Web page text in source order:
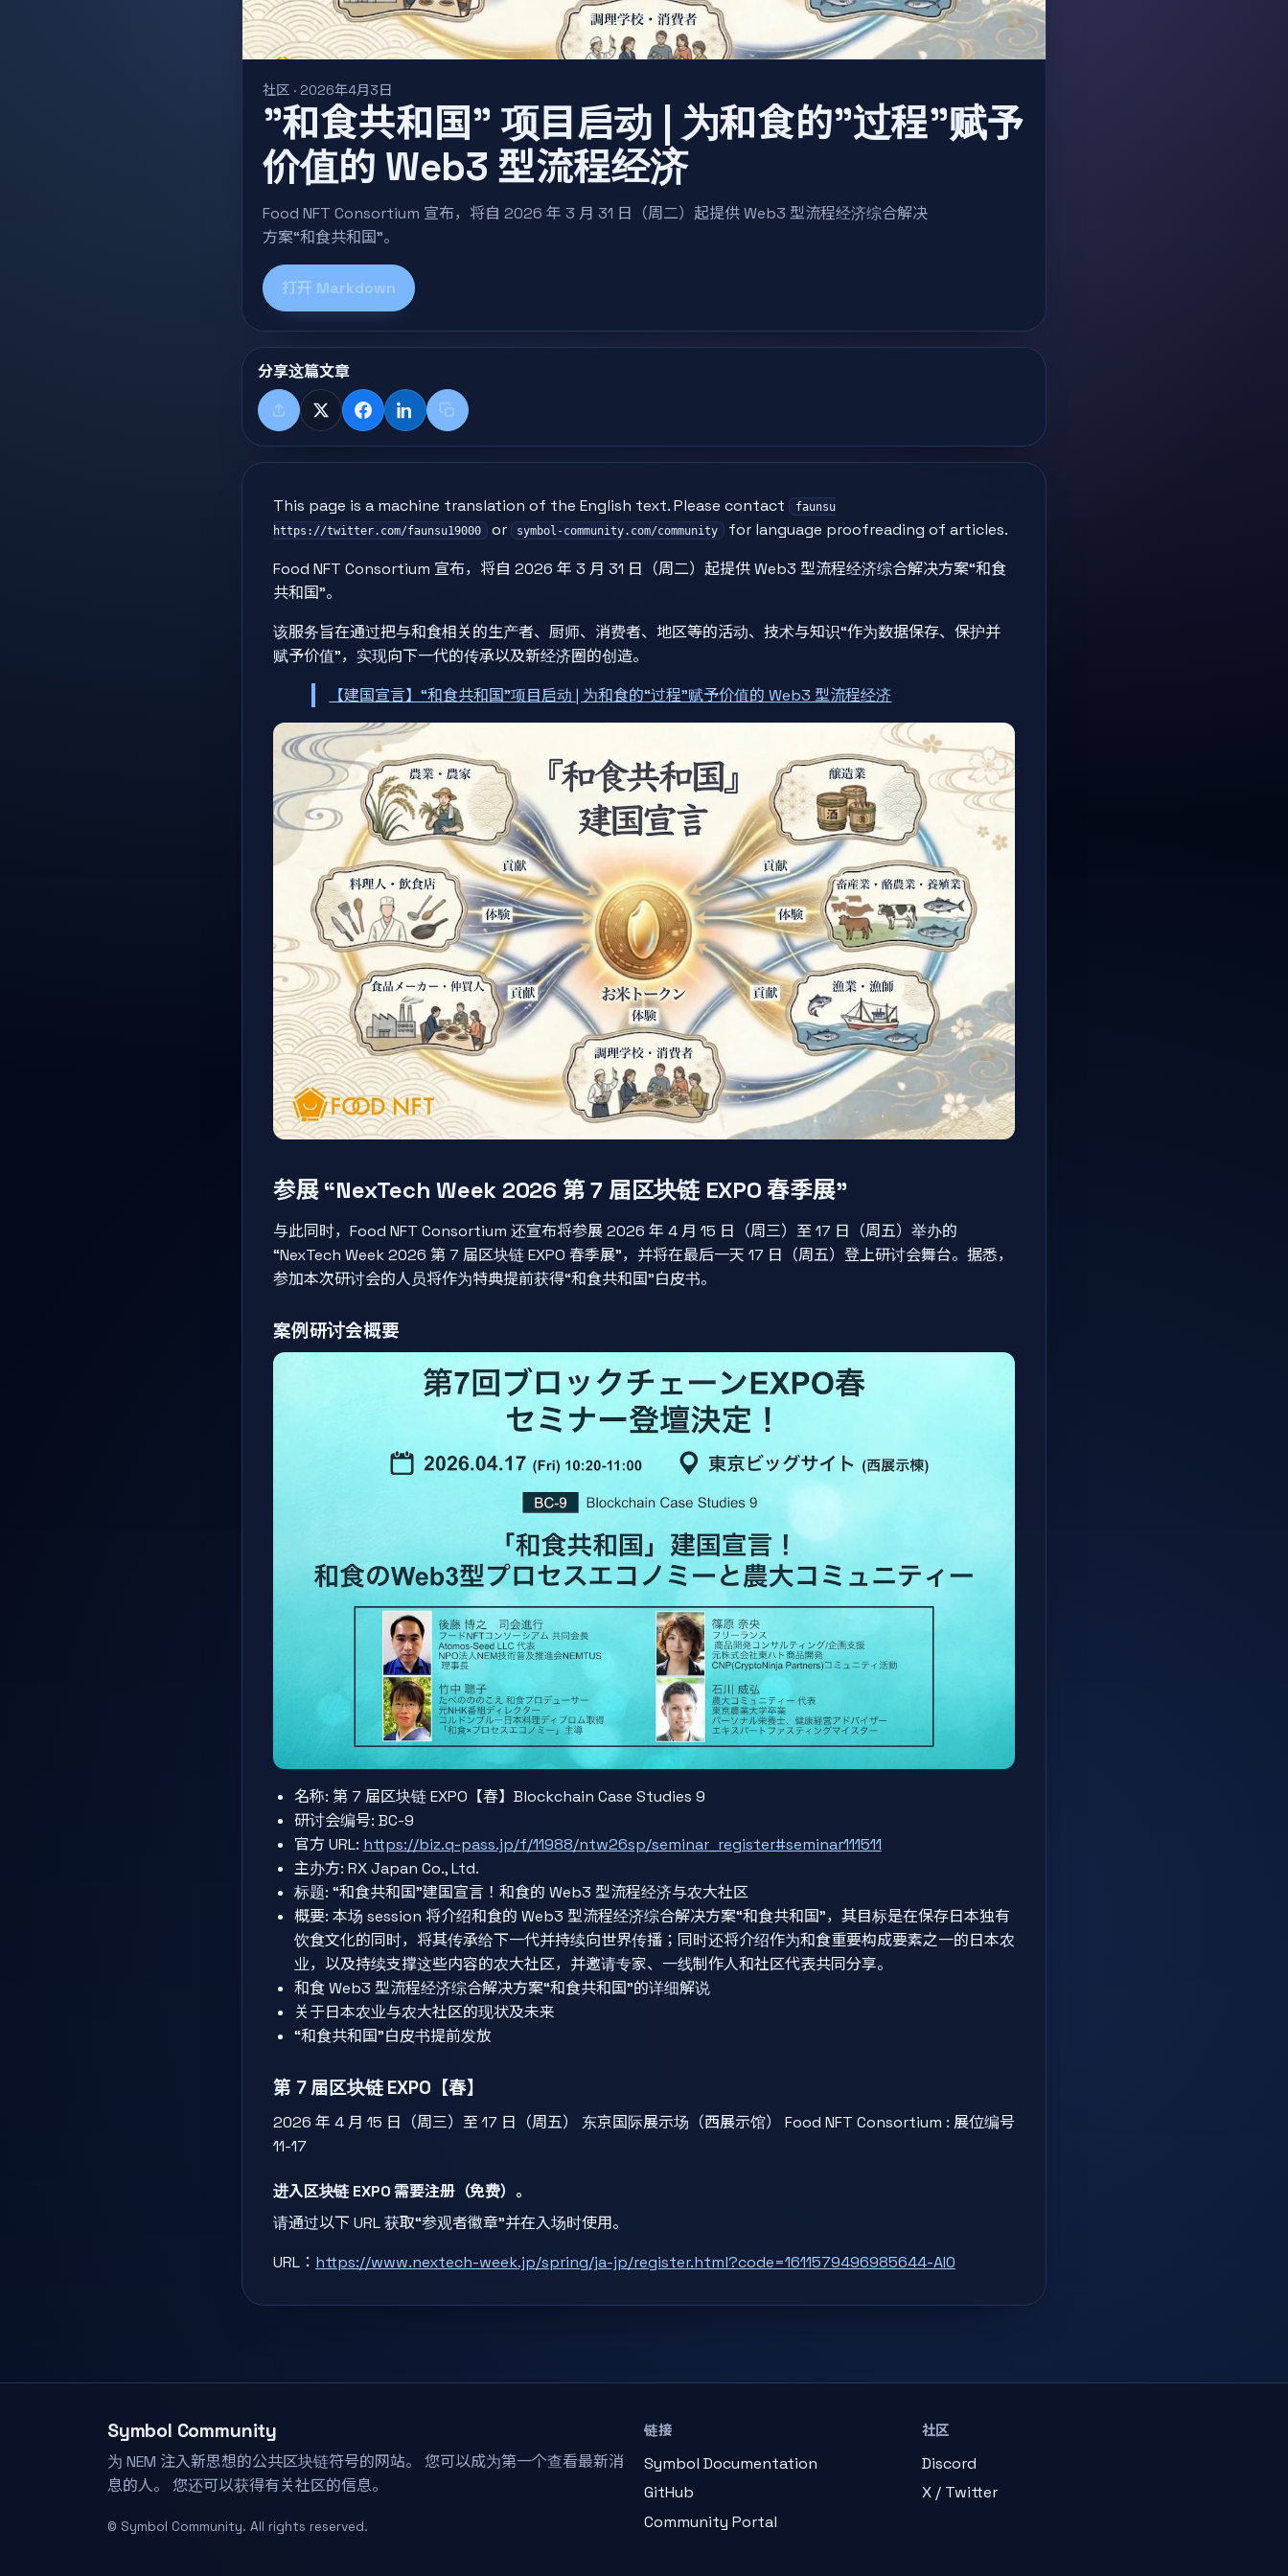
社区 · 2026年4月3日
"和食共和国" 项目启动 | 为和食的"过程"赋予
价值的 Web3 型流程经济
Food NFT Consortium 宣布，将自 2026 年 3 月 31 日（周二）起提供 Web3 型流程经济综合解决
方案“和食共和国”。
打开 Markdown
分享这篇文章
分享 X FacebookLinkedIn复制标题和链接
This page is a machine translation of the English text. Please contact
faunsu
https://twitter.com/faunsu19000 or symbol-community.com/community for language proofreading of articles.
Food NFT Consortium 宣布，将自 2026 年 3 月 31 日（周二）起提供 Web3 型流程经济综合解决方案“和食
共和国”。
该服务旨在通过把与和食相关的生产者、厨师、消费者、地区等的活动、技术与知识“作为数据保存、保护并
赋予价值”，实现向下一代的传承以及新经济圈的创造。
【建国宣言】“和食共和国”项目启动 | 为和食的“过程”赋予价值的 Web3 型流程经济
参展 “NexTech Week 2026 第 7 届区块链 EXPO 春季展”
与此同时，Food NFT Consortium 还宣布将参展 2026 年 4 月 15 日（周三）至 17 日（周五）举办的
“NexTech Week 2026 第 7 届区块链 EXPO 春季展”，并将在最后一天 17 日（周五）登上研讨会舞台。据悉，
参加本次研讨会的人员将作为特典提前获得“和食共和国”白皮书。
案例研讨会概要
名称: 第 7 届区块链 EXPO【春】Blockchain Case Studies 9
研讨会编号: BC-9
官方 URL: https://biz.q-pass.jp/f/11988/ntw26sp/seminar_register#seminar111511
主办方: RX Japan Co., Ltd.
标题: “和食共和国”建国宣言！和食的 Web3 型流程经济与农大社区
概要: 本场 session 将介绍和食的 Web3 型流程经济综合解决方案“和食共和国”，其目标是在保存日本独有
饮食文化的同时，将其传承给下一代并持续向世界传播；同时还将介绍作为和食重要构成要素之一的日本农
业，以及持续支撑这些内容的农大社区，并邀请专家、一线制作人和社区代表共同分享。
和食 Web3 型流程经济综合解决方案“和食共和国”的详细解说
关于日本农业与农大社区的现状及未来
“和食共和国”白皮书提前发放
第 7 届区块链 EXPO【春】
2026 年 4 月 15 日（周三）至 17 日（周五） 东京国际展示场（西展示馆） Food NFT Consortium : 展位编号
11-17
进入区块链 EXPO 需要注册（免费）。
请通过以下 URL 获取“参观者徽章”并在入场时使用。
URL： https://www.nextech-week.jp/spring/ja-jp/register.html?code=1611579496985644-AI0
Symbol Community
为 NEM 注入新思想的公共区块链符号的网站。 您可以成为第一个查看最新消
息的人。 您还可以获得有关社区的信息。
© Symbol Community. All rights reserved.
链接
Symbol Documentation
GitHub
Community Portal
社区
Discord
X / Twitter